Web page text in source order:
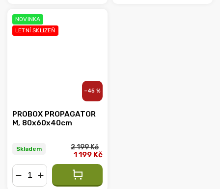
NOVINKA
LETNÍ SKLIZEŇ
–45 %
PROBOX PROPAGATOR
M, 80x60x40cm
Skladem 2 199 Kč
1 199 Kč